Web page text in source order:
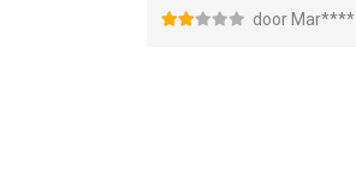
door Mar****